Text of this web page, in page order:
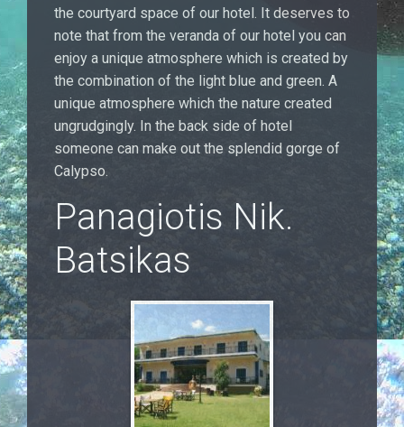
the courtyard space of our hotel. It deserves to
note that from the veranda of our hotel you can
enjoy a unique atmosphere which is created by
the combination of the light blue and green. A
unique atmosphere which the nature created
ungrudgingly. In the back side of hotel
someone can make out the splendid gorge of
Calypso.
Panagiotis Nik.
Batsikas